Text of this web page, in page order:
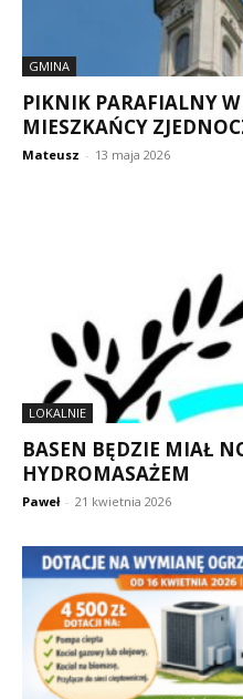
GMINA
PIKNIK PARAFIALNY W
MIESZKAŃCY
Mateusz - 13 maja 2026
LOKALNIE
BASEN BĘDZIE MIAŁ
HYDROMASAŻEM
Paweł - 21 kwietnia 2026